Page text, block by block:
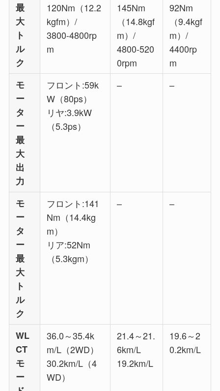
最
大
ト
ル
ク
120Nm（12.2
kgfm）/
3800-4800rp
m
145Nm
（14.8kgf
m）/
4800-520
0rpm
92Nm
（9.4kgf
m）/
4400rp
m
モ
ー
タ
ー
最
大
出
力
フロント:59k
W（80ps）
リヤ:3.9kW
（5.3ps）
– –
モ
ー
タ
ー
最
大
ト
ル
ク
フロント:141
Nm（14.4kg
m）
リア:52Nm
（5.3kgm）
– –
WL
CT
モ
ー
36.0～35.4k
m/L（2WD）
30.2km/L（4
WD）
21.4～21.
6km/L
19.2km/L
19.6～2
0.2km/L